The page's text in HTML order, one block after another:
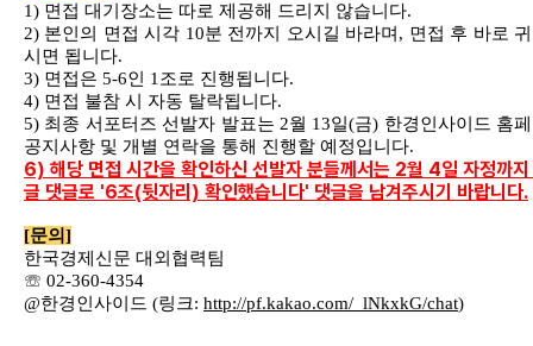
1) 면접 대기장소는 따로 제공해 드리지 않습니다.
2) 본인의 면접 시각 10분 전까지 오시길 바라며 , 면접 후 바로
시면 됩니다.
3) 면접은 5-6인 1조로 진행됩니다.
4) 면접 불참 시 자동 탈락됩니다.
5) 최종 서포터즈 선발자 발표는 2월 13일(금) 한경인사이드 홈
공지사항 및 개별 연락을 통해 진행할 예정입니다.
6) 해당 면접 시간을 확인하신 선발자 분들께서는 2월 4일 자정까지
글 댓글로 '6조(뒷자리) 확인했습니다' 댓글을 남겨주시기 바랍니다.
[문의]
한국경제신문 대외협력팀
☏ 02-360-4354
@한경인사이드 (링크: http://pf.kakao.com/_lNkxkG/chat)